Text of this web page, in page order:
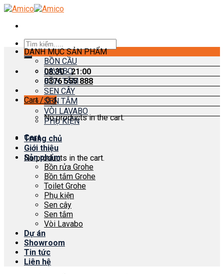
Skip
content
Search
for:
08:30 - 21:00
0376 555 888
Cart /0₫
No products in the cart.
Cart
No products in the cart.
DANH MỤC SẢN PHẨM
BỒN CẦU
LAVABO
BỒN TẮM
SEN CÂY
SEN TẮM
VÒI LAVABO
PHỤ KIỆN
Trang chủ
Giới thiệu
Sản phẩm
Bồn rửa Grohe
Bồn tắm Grohe
Toilet Grohe
Phụ kiện
Sen cây
Sen tắm
Vòi Lavabo
Dự án
Showroom
Tin tức
Liên hệ